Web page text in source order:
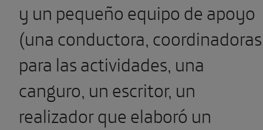
y un pequeño equipo de apoyo
(una conductora, coordinadoras
para las actividades, una
canguro, un escritor, un
realizador que elaboró un